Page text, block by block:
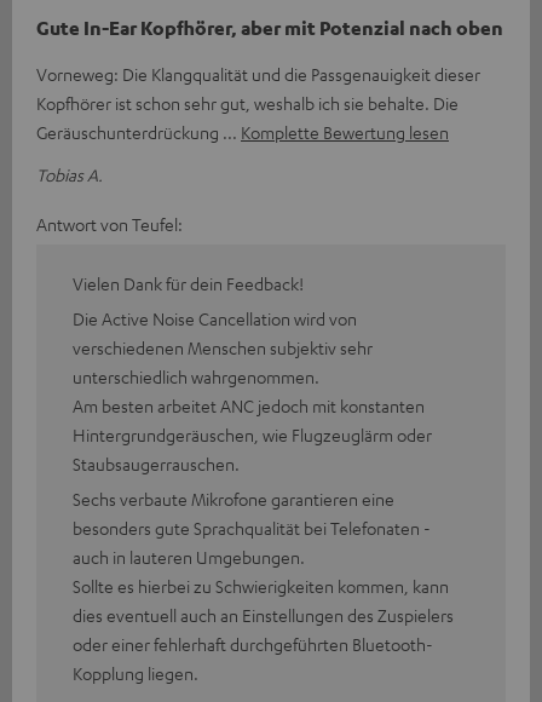
Gute In-Ear Kopfhörer, aber mit Potenzial nach oben
Vorneweg: Die Klangqualität und die Passgenauigkeit dieser
Kopfhörer ist schon sehr gut, weshalb ich sie behalte. Die
Geräuschunterdrückung
Komplette Bewertung lesen
Tobias A.
Antwort von Teufel:
Vielen Dank für dein Feedback!
Die Active Noise Cancellation wird von
verschiedenen Menschen subjektiv sehr
unterschiedlich wahrgenommen.
Am besten arbeitet ANC jedoch mit konstanten
Hintergrundgeräuschen, wie Flugzeuglärm oder
Staubsaugerrauschen.
Sechs verbaute Mikrofone garantieren eine
besonders gute Sprachqualität bei Telefonaten -
auch in lauteren Umgebungen.
Sollte es hierbei zu Schwierigkeiten kommen, kann
dies eventuell auch an Einstellungen des Zuspielers
oder einer fehlerhaft durchgeführten Bluetooth-
Kopplung liegen.